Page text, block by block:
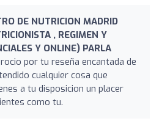
DE NUTRICION MADRID
, REGIMEN Y
Y ONLINE) PARLA
por tu reseña encantada de
cualquier cosa que
a tu disposicion un placer
como tu.